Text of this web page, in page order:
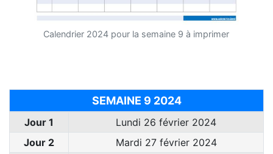
Calendrier 2024 pour la semaine 9 à imprimer
SEMAINE 9 2024
Jour 1
Lundi 26 février 2024
Jour 2
Mardi 27 février 2024